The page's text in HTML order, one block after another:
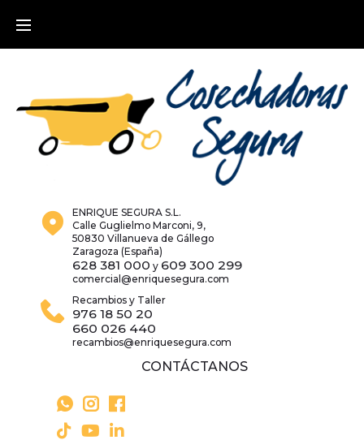
ENRIQUE SEGURA S.L.
Calle Guglielmo Marconi, 9,
50830 Villanueva de Gállego
Zaragoza (España)
628 381 000 y 609 300 299
comercial@enriquesegura.com
Recambios y Taller
976 18 50 20
660 026 440
recambios@enriquesegura.com
CONTÁCTANOS